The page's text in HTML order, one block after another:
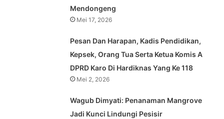
Mendongeng
Mei 17, 2026
Pesan Dan Harapan, Kadis Pendidikan,
Kepsek, Orang Tua Serta Ketua Komis A
DPRD Karo Di Hardiknas Yang Ke 118
Mei 2, 2026
Wagub Dimyati: Penanaman Mangrove
Jadi Kunci Lindungi Pesisir